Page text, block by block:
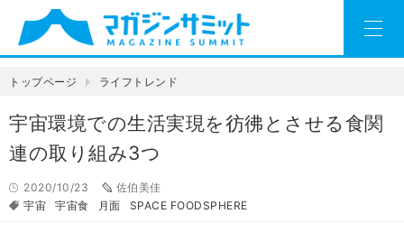
トップページ ライフトレンド
宇宙環境での生活実現を彷彿とさせる食関
連の取り組み3つ
2020/10/23
佐伯美佳
宇宙
宇宙食 月面 SPACE FOODSPHERE